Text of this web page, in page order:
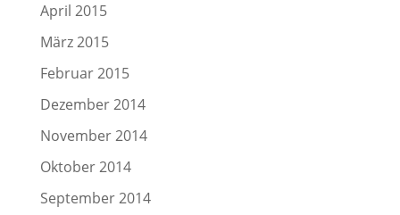
April 2015
März 2015
Februar 2015
Dezember 2014
November 2014
Oktober 2014
September 2014